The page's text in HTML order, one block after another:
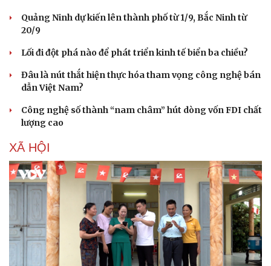
Văn hóa
Sân khấu - Điện ảnh
Âm nhạc
Di sản
Giải trí
Thời trang
Sao Việt
Quảng Ninh dự kiến lên thành phố từ 1/9, Bắc Ninh từ
20/9
Lối đi đột phá nào để phát triển kinh tế biển ba chiều?
Đâu là nút thắt hiện thực hóa tham vọng công nghệ bán
dẫn Việt Nam?
Công nghệ số thành “nam châm” hút dòng vốn FDI chất
lượng cao
XÃ HỘI